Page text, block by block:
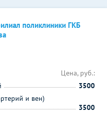
поликлиники ГКБ
Цена, руб.:
3500
и вен)
3500